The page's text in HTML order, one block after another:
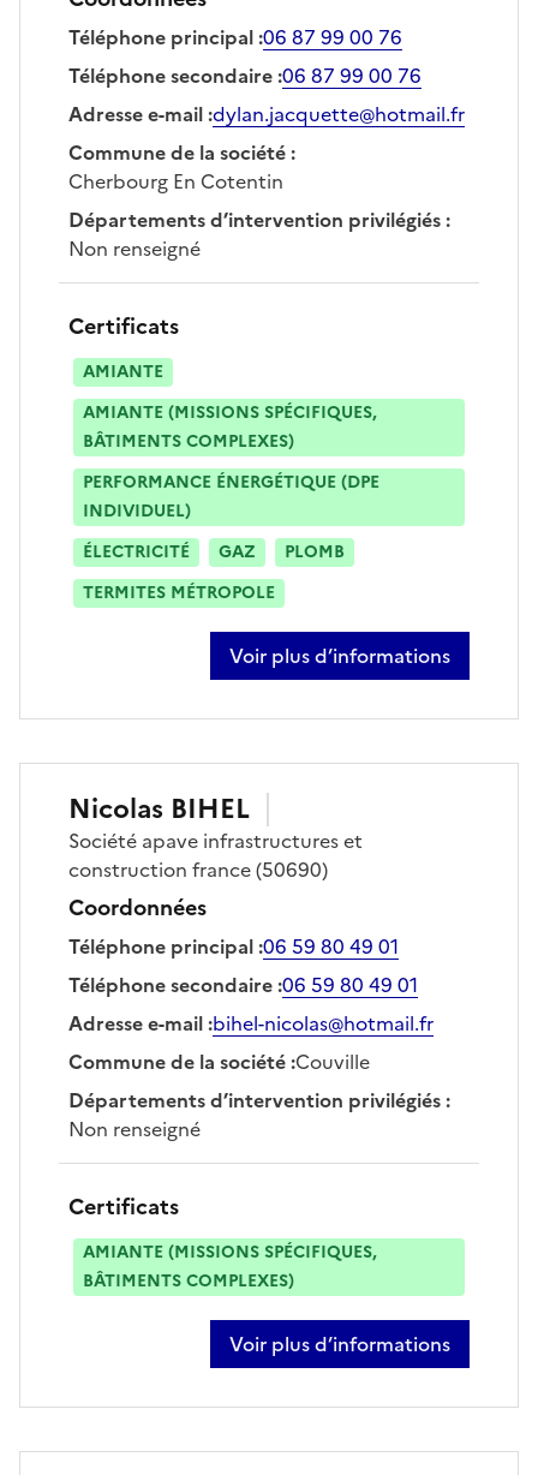
Téléphone principal:06 87 99 00 76
Téléphone secondaire:06 87 99 00 76
Adresse e-mail:dylan.jacquette@hotmail.fr
Commune de la société:
Cherbourg En Cotentin
Départements d’intervention privilégiés:
Non renseigné
Certificats
AMIANTE
AMIANTE (MISSIONS SPÉCIFIQUES,
BÂTIMENTS COMPLEXES)
PERFORMANCE ÉNERGÉTIQUE (DPE
INDIVIDUEL)
ÉLECTRICITÉ
GAZ
PLOMB
TERMITES MÉTROPOLE
Voir plus d’informations
sur dylan jacquette
Nicolas BIHEL
Société apave infrastructures et
construction france(50690)
Coordonnées
Téléphone principal:06 59 80 49 01
Téléphone secondaire:06 59 80 49 01
Adresse e-mail:bihel-nicolas@hotmail.fr
Commune de la société:Couville
Départements d’intervention privilégiés:
Non renseigné
Certificats
AMIANTE (MISSIONS SPÉCIFIQUES,
BÂTIMENTS COMPLEXES)
Voir plus d’informations
sur nicolas bihel